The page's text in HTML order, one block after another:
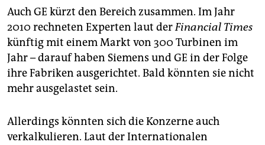
Auch GE kürzt den Bereich zusammen. Im Jahr
2010 rechneten Experten laut derFinancial Times
künftig mit einem Markt von 300 Turbinen im
Jahr – darauf haben Siemens und GE in der Folge
ihre Fabriken ausgerichtet. Bald könnten sie nicht
mehr ausgelastet sein.
Allerdings könnten sich die Konzerne auch
verkalkulieren. Laut der Internationalen